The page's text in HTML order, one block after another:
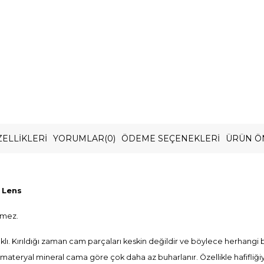
YORUMLAR(0) ÖDEME SEÇENEKLERI ÜRÜN
Kırıldığı zaman cam parçaları keskin değildir ve böylece
mineral cama göre çok daha az buharlanır. Özellikle